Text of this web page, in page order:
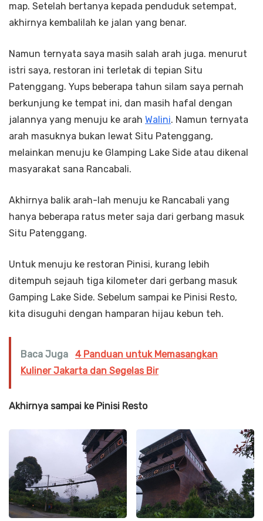
map. Setelah bertanya kepada penduduk setempat,
akhirnya kembalilah ke jalan yang benar.
Namun ternyata saya masih salah arah juga. menurut
istri saya, restoran ini terletak di tepian Situ
Patenggang. Yups beberapa tahun silam saya pernah
berkunjung ke tempat ini, dan masih hafal dengan
jalannya yang menuju ke arah Walini. Namun ternyata
arah masuknya bukan lewat Situ Patenggang,
melainkan menuju ke Glamping Lake Side atau dikenal
masyarakat sana Rancabali.
Akhirnya balik arah-lah menuju ke Rancabali yang
hanya beberapa ratus meter saja dari gerbang masuk
Situ Patenggang.
Untuk menuju ke restoran Pinisi, kurang lebih
ditempuh sejauh tiga kilometer dari gerbang masuk
Gamping Lake Side. Sebelum sampai ke Pinisi Resto,
kita disuguhi dengan hamparan hijau kebun teh.
Baca Juga
4 Panduan untuk Memasangkan
Kuliner Jakarta dan Segelas Bir
Akhirnya sampai ke Pinisi Resto